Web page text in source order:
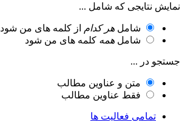
نمایش نتایجی که شامل ...
شامل هر کدام از کلمه های من شود
شامل همه کلمه های من شود
جستجو در ...
متن و عناوین مطالب
فقط عناوین مطالب
تمامی فعالیت ها